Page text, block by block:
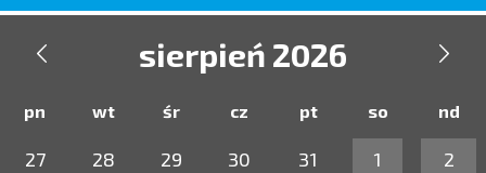
 sierpień 2026 
pn wt śr cz pt so nd
27 28 29 30 31 1 2